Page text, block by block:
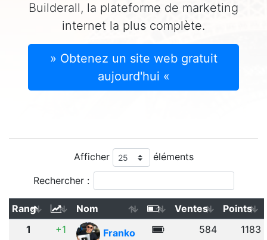
Builderall, la plateforme de marketing
internet la plus complète.
» Obtenez un site web gratuit
aujourd'hui «
Afficher éléments
Rechercher :
Rang Nom Ventes
Points
1
+1
Franko
584 1183